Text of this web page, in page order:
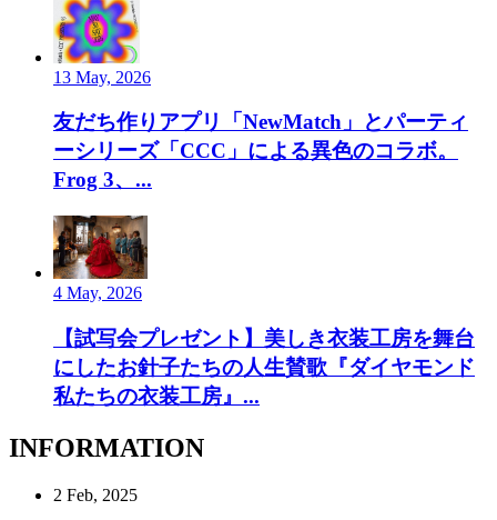
13 May, 2026
友だち作りアプリ「NewMatch」とパーティ
ーシリーズ「CCC」による異色のコラボ。
Frog 3、...
4 May, 2026
【試写会プレゼント】美しき衣装工房を舞台
にしたお針子たちの人生賛歌『ダイヤモンド
私たちの衣装工房』...
INFORMATION
2 Feb, 2025